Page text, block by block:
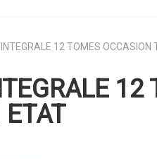
12 TOMES OCCASION
12
ETAT